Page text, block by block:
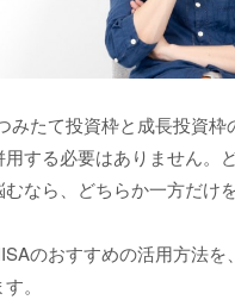
みたて投資枠と成長投資枠
する必要はありません。
なら、どちらか一方だけ
のおすすめの活用方法を
。